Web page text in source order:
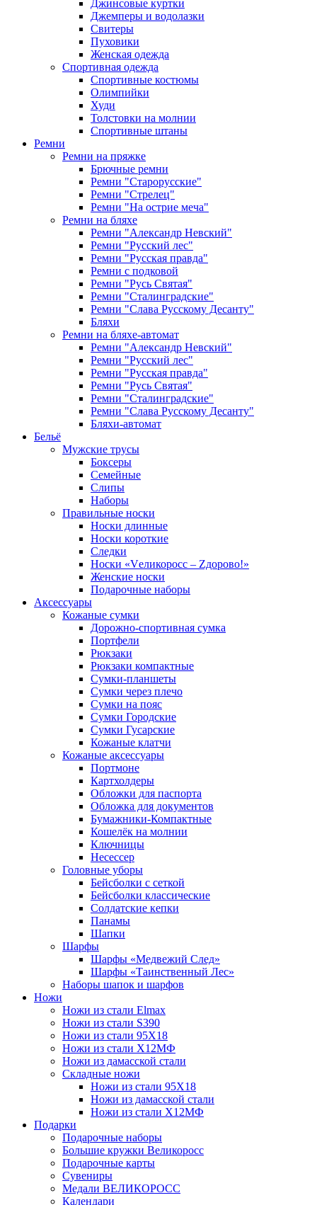
Джинсовые куртки
Джемперы и водолазки
Свитеры
Пуховики
Женская одежда
Спортивная одежда
Спортивные костюмы
Олимпийки
Худи
Толстовки на молнии
Спортивные штаны
Ремни
Ремни на пряжке
Брючные ремни
Ремни "Старорусские"
Ремни "Стрелец"
Ремни "На острие меча"
Ремни на бляхе
Ремни "Александр Невский"
Ремни "Русский лес"
Ремни "Русская правда"
Ремни с подковой
Ремни "Русь Святая"
Ремни "Сталинградские"
Ремни "Слава Русскому Десанту"
Бляхи
Ремни на бляхе-автомат
Ремни "Александр Невский"
Ремни "Русский лес"
Ремни "Русская правда"
Ремни "Русь Святая"
Ремни "Сталинградские"
Ремни "Слава Русскому Десанту"
Бляхи-автомат
Бельё
Мужские трусы
Боксеры
Семейные
Слипы
Наборы
Правильные носки
Носки длинные
Носки короткие
Следки
Носки «Vеликоросс – Zдорово!»
Женские носки
Подарочные наборы
Аксессуары
Кожаные сумки
Дорожно-спортивная сумка
Портфели
Рюкзаки
Рюкзаки компактные
Сумки-планшеты
Сумки через плечо
Сумки на пояс
Сумки Городские
Сумки Гусарские
Кожаные клатчи
Кожаные аксессуары
Портмоне
Картхолдеры
Обложки для паспорта
Обложка для документов
Бумажники-Компактные
Кошелёк на молнии
Ключницы
Несессер
Головные уборы
Бейсболки с сеткой
Бейсболки классические
Солдатские кепки
Панамы
Шапки
Шарфы
Шарфы «Медвежий След»
Шарфы «Таинственный Лес»
Наборы шапок и шарфов
Ножи
Ножи из стали Elmax
Ножи из стали S390
Ножи из стали 95X18
Ножи из стали Х12МФ
Ножи из дамасской стали
Складные ножи
Ножи из стали 95X18
Ножи из дамасской стали
Ножи из стали Х12МФ
Подарки
Подарочные наборы
Большие кружки Великоросс
Подарочные карты
Сувениры
Медали ВЕЛИКОРОСС
Календари